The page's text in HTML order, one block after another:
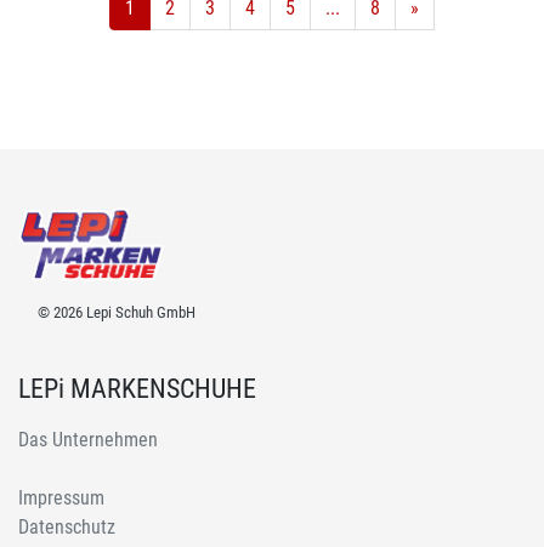
1 2 3 4 5 ... 8 »
© 2026 Lepi Schuh GmbH
LEPi MARKENSCHUHE
Das Unternehmen
Impressum
Datenschutz